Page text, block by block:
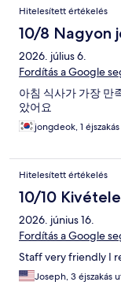
Hitelesített értékelés
10/8 Nagyon
2026. július 6.
Fordítás a Google
아침 식사가 가장 만
았어요
jongdeok, 1
Hitelesített értékelés
10/10
2026. június 16.
Fordítás a Google
Staff very friendly I
Joseph, 3 éjszakás